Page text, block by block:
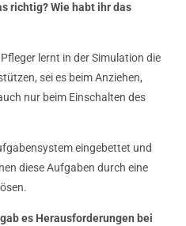
richtig? Wie habt ihr das
lernt in der Simulation die
sei es beim Anziehen,
nur beim Einschalten des
eingebettet und
diese Aufgaben durch eine
lösen.
es Herausforderungen bei